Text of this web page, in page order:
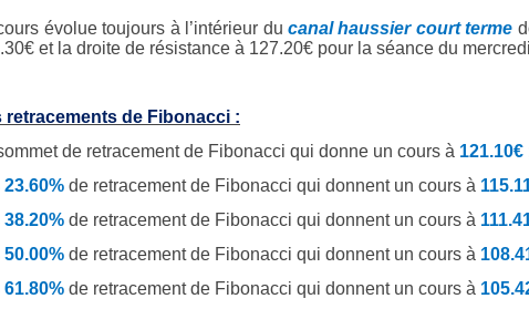
évolue toujours à l’intérieur du canal haussier court terme
et la droite de résistance à 127.20€ pour la séance du
retracements de Fibonacci :
de retracement de Fibonacci qui donne un cours à 121.10€
23.60% de retracement de Fibonacci qui donnent un cours à
38.20% de retracement de Fibonacci qui donnent un cours à
50.00% de retracement de Fibonacci qui donnent un cours à
61.80% de retracement de Fibonacci qui donnent un cours à